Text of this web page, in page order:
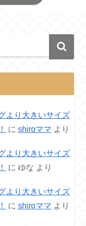
より大きいサイズ
に shiroママ より
より大きいサイズ
に ゆな より
より大きいサイズ
に shiroママ より